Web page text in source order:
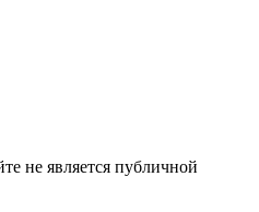
не является публичной